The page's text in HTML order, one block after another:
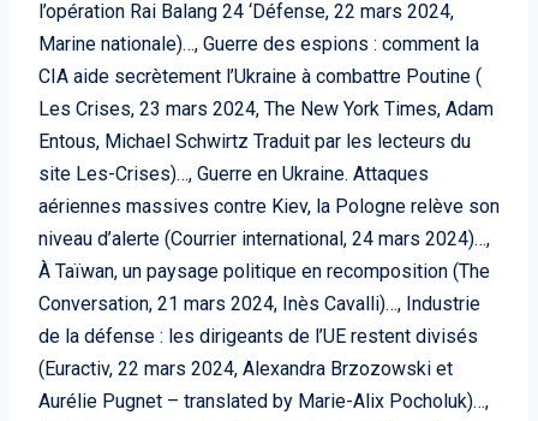
l’opération Rai Balang 24 ‘Défense, 22 mars 2024,
Marine nationale)…, Guerre des espions : comment la
CIA aide secrètement l’Ukraine à combattre Poutine (
Les Crises, 23 mars 2024, The New York Times, Adam
Entous, Michael Schwirtz Traduit par les lecteurs du
site Les-Crises)…, Guerre en Ukraine. Attaques
aériennes massives contre Kiev, la Pologne relève son
niveau d’alerte (Courrier international, 24 mars 2024)…,
À Taïwan, un paysage politique en recomposition (The
Conversation, 21 mars 2024, Inès Cavalli)…, Industrie
de la défense : les dirigeants de l’UE restent divisés
(Euractiv, 22 mars 2024, Alexandra Brzozowski et
Aurélie Pugnet – translated by Marie-Alix Pocholuk)…,